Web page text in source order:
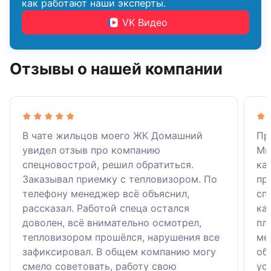
как работают наши эксперты.
VK Видео
Отзывы о нашей компании
В чате жильцов моего ЖК Домашний
увидел отзыв про компанию
спецновострой, решил обратиться.
Заказывал приемку с тепловизором. По
телефону менеджер всё объяснил,
рассказал. Работой спеца остался
доволен, всё внимательно осмотрел,
тепловизором прошёлся, нарушения все
зафиксировал. В общем компанию могу
смело советовать, работу свою